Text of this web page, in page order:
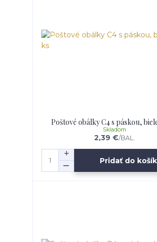
Poštové obálky C4 s páskou,
2,39 €/BAL.
Skladom
Pridať do